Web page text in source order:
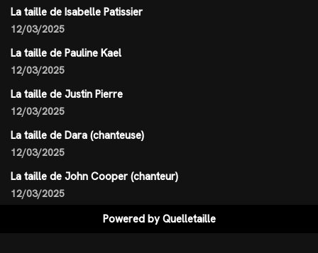
La taille de Isabelle Patissier
12/03/2025
La taille de Pauline Kael
12/03/2025
La taille de Justin Pierre
12/03/2025
La taille de Dara (chanteuse)
12/03/2025
La taille de John Cooper (chanteur)
12/03/2025
Powered byQuelletaille